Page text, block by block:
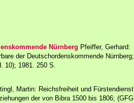
Nürnberg Pfeiffer, Gerhard:
der Deutschordenskommende Nürnberg;
10); 1981. 250 S.
Martin: Reichsfreiheit und Fürstendienst
der von Bibra 1500 bis 1806; (GFG